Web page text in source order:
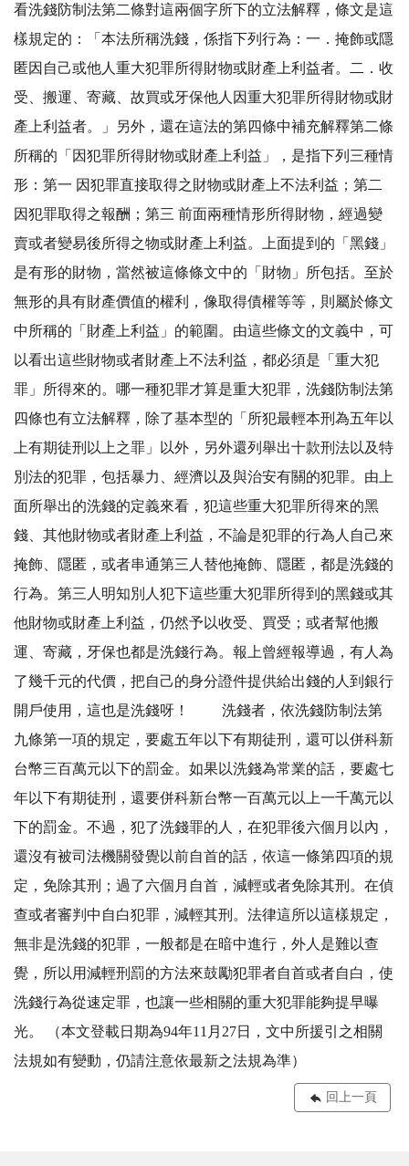
看洗錢防制法第二條對這兩個字所下的立法解釋，條文是這
樣規定的：「本法所稱洗錢，係指下列行為：一．掩飾或隱
匿因自己或他人重大犯罪所得財物或財產上利益者。二．收
受、搬運、寄藏、故買或牙保他人因重大犯罪所得財物或財
產上利益者。」另外，還在這法的第四條中補充解釋第二條
所稱的「因犯罪所得財物或財產上利益」，是指下列三種情
形：第一 因犯罪直接取得之財物或財產上不法利益；第二
因犯罪取得之報酬；第三 前面兩種情形所得財物，經過變
賣或者變易後所得之物或財產上利益。上面提到的「黑錢」
是有形的財物，當然被這條條文中的「財物」所包括。至於
無形的具有財產價值的權利，像取得債權等等，則屬於條文
中所稱的「財產上利益」的範圍。由這些條文的文義中，可
以看出這些財物或者財產上不法利益，都必須是「重大犯
罪」所得來的。哪一種犯罪才算是重大犯罪，洗錢防制法第
四條也有立法解釋，除了基本型的「所犯最輕本刑為五年以
上有期徒刑以上之罪」以外，另外還列舉出十款刑法以及特
別法的犯罪，包括暴力、經濟以及與治安有關的犯罪。由上
面所舉出的洗錢的定義來看，犯這些重大犯罪所得來的黑
錢、其他財物或者財產上利益，不論是犯罪的行為人自己來
掩飾、隱匿，或者串通第三人替他掩飾、隱匿，都是洗錢的
行為。第三人明知別人犯下這些重大犯罪所得到的黑錢或其
他財物或財產上利益，仍然予以收受、買受；或者幫他搬
運、寄藏，牙保也都是洗錢行為。報上曾經報導過，有人為
了幾千元的代價，把自己的身分證件提供給出錢的人到銀行
開戶使用，這也是洗錢呀！ 洗錢者，依洗錢防制法第
九條第一項的規定，要處五年以下有期徒刑，還可以併科新
台幣三百萬元以下的罰金。如果以洗錢為常業的話，要處七
年以下有期徒刑，還要併科新台幣一百萬元以上一千萬元以
下的罰金。不過，犯了洗錢罪的人，在犯罪後六個月以內，
還沒有被司法機關發覺以前自首的話，依這一條第四項的規
定，免除其刑；過了六個月自首，減輕或者免除其刑。在偵
查或者審判中自白犯罪，減輕其刑。法律這所以這樣規定，
無非是洗錢的犯罪，一般都是在暗中進行，外人是難以查
覺，所以用減輕刑罰的方法來鼓勵犯罪者自首或者自白，使
洗錢行為從速定罪，也讓一些相關的重大犯罪能夠提早曝
光。 （本文登載日期為94年11月27日，文中所援引之相關
法規如有變動，仍請注意依最新之法規為準）
回上一頁